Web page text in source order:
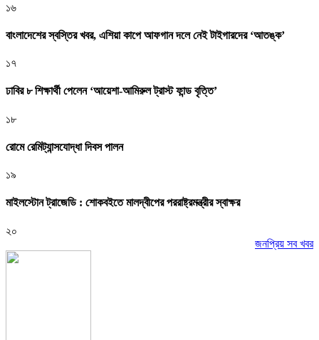
১৬
বাংলাদেশের স্বস্তির খবর, এশিয়া কাপে আফগান দলে নেই টাইগারদের ‘আতঙ্ক’
১৭
ঢাবির ৮ শিক্ষার্থী পেলেন ‘আয়েশা-আমিরুল ট্রাস্ট ফান্ড বৃত্তি’
১৮
রোমে রেমিট্যান্সযোদ্ধা দিবস পালন
১৯
মাইলস্টোন ট্রাজেডি : শোকবইতে মালদ্বীপের পররাষ্ট্রমন্ত্রীর স্বাক্ষর
২০
জনপ্রিয় সব খবর